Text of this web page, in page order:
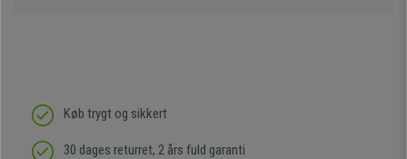
Køb trygt og sikkert
30 dages returret, 2 års fuld garanti